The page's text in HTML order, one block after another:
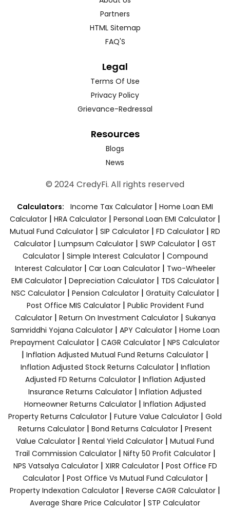
Partners
HTML Sitemap
FAQ'S
Legal
Terms Of Use
Privacy Policy
Grievance-Redressal
Resources
Blogs
News
© 2024 CredyFi. All rights reserved
Calculators: Income Tax Calculator | Home Loan EMI
Calculator | HRA Calculator | Personal Loan EMI Calculator |
Mutual Fund Calculator | SIP Calculator | FD Calculator | RD
Calculator | Lumpsum Calculator | SWP Calculator | GST
Calculator| Simple Interest Calculator| Compound
Interest Calculator| Car Loan Calculator| Two-Wheeler
EMI Calculator| Depreciation Calculator| TDS Calculator|
NSC Calculator| Pension Calculator| Gratuity Calculator|
Post Office MIS Calculator| Public Provident Fund
Calculator| Return On Investment Calculator| Sukanya
Samriddhi Yojana Calculator| APY Calculator| Home Loan
Prepayment Calculator | CAGR Calculator | NPS Calculator
| Inflation Adjusted Mutual Fund Returns Calculator |
Inflation Adjusted Stock Returns Calculator| Inflation
Adjusted FD Returns Calculator| Inflation Adjusted
Insurance Returns Calculator | Inflation Adjusted
Homeowner Returns Calculator | Inflation Adjusted
Property Returns Calculator | Future Value Calculator | Gold
Returns Calculator | Bond Returns Calculator | Present
Value Calculator | Rental Yield Calculator | Mutual Fund
Trail Commission Calculator| Nifty 50 Profit Calculator|
NPS Vatsalya Calculator| XIRR Calculator| Post Office FD
Calculator| Post Office Vs Mutual Fund Calculator|
Property Indexation Calculator | Reverse CAGR Calculator |
Average Share Price Calculator | STP Calculator